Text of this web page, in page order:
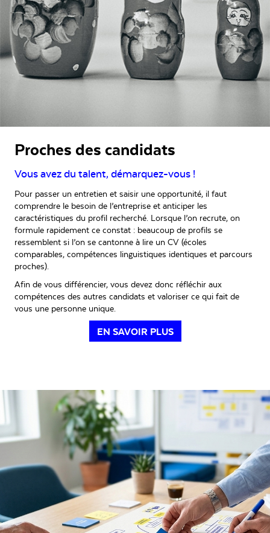
Proches des candidats
Vous avez du talent, démarquez-vous !
Pour passer un entretien et saisir une opportunité, il faut
comprendre le besoin de l’entreprise et anticiper les
caractéristiques du profil recherché. Lorsque l’on recrute, on
formule rapidement ce constat : beaucoup de profils se
ressemblent si l’on se cantonne à lire un CV (écoles
comparables, compétences linguistiques identiques et parcours
proches).
Afin de vous différencier, vous devez donc réfléchir aux
compétences des autres candidats et valoriser ce qui fait de
vous une personne unique.
EN SAVOIR PLUS